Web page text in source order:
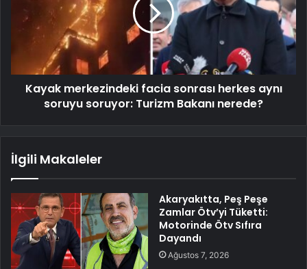
Kayak merkezindeki facia sonrası herkes aynı
soruyu soruyor: Turizm Bakanı nerede?
İlgili Makaleler
Akaryakıtta, Peş Peşe
Zamlar Ötv’yi Tüketti:
Motorinde Ötv Sıfıra
Dayandı
Ağustos 7, 2026